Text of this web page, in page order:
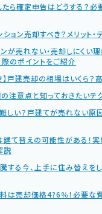
たら確定申告はどうする？
ョン売却すべき？メリット・
が売れない・売却しにくい
のポイントをご紹介
】戸建売却の相場はいくら？
注意点と知っておきたいテ
しい？戸建てが売れない原
建て替えの可能性がある！
説
する今、上手に住み替えを
は売却価格4?6％！必要な